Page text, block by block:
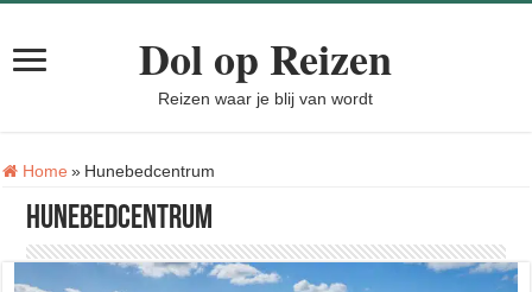
Dol op Reizen
Reizen waar je blij van wordt
Home » Tag:
Hunebedcentrum
Hunebedcentrum